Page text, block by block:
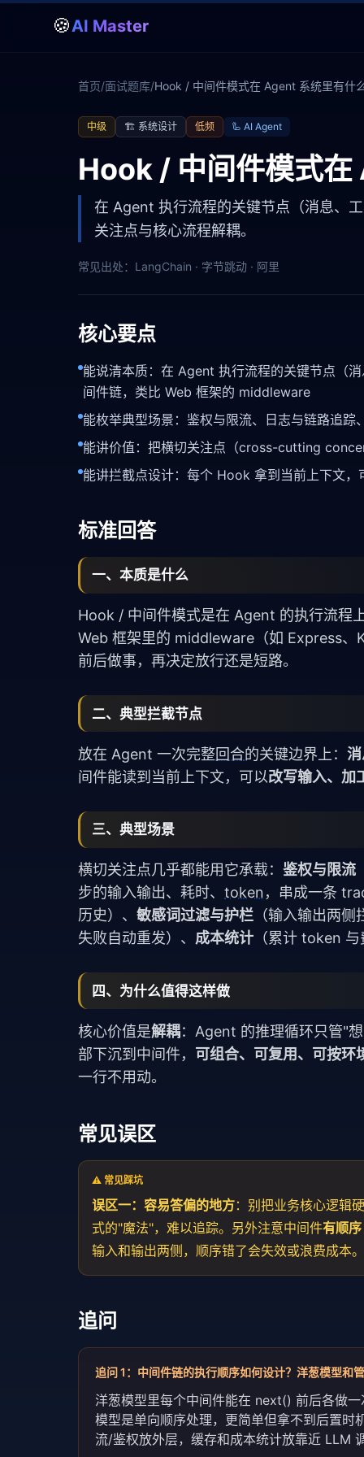
🍪AI Master
首页/面试题库/Hook / 中间件模式在 Agent 系统里有什
中级 🏗️ 系统设计 低频 🦾 AI Agent
Hook / 中间件模式
在 Agent 执行流程的关键节点（消息、
关注点与核心流程解耦。
常见出处： LangChain · 字节跳动 · 阿里
核心要点
能说清本质：在 Agent 执行流程的关键节点（
间件链，类比 Web 框架的 middleware
能枚举典型场景：鉴权与限流、日志与链路追
能讲价值：把横切关注点（cross-cutting
能讲拦截点设计：每个 Hook 拿到当前上下文
标准回答
一、本质是什么
Hook / 中间件模式是在 Agent 的执行流程
Web 框架里的 middleware（如 Express、
前后做事，再决定放行还是短路。
二、典型拦截节点
放在 Agent 一次完整回合的关键边界上：
间件能读到当前上下文，可以改写输入、加
三、典型场景
横切关注点几乎都能用它承载： 鉴权与限流
步的输入输出、耗时、 token，串成一条
历史）、 敏感词过滤与护栏 （输入输出两
失败自动重发）、 成本统计 （累计 token
四、为什么值得这样做
核心价值是解耦：Agent 的推理循环只管"
部下沉到中间件， 可组合、可复用、可按环
一行不用动。
常见误区
⚠️ 常见踩坑
误区一：容易答偏的地方：别把业务核心逻辑
式的"魔法"，难以追踪。另外注意中间件有顺序
输入和输出两侧，顺序错了会失效或浪费成本。
追问
追问1 ： 中间件链的执行顺序如何设计？洋葱模型和
洋葱模型里每个中间件能在 next() 前后各做
模型是单向顺序处理，更简单但拿不到后置
流/鉴权放外层，缓存和成本统计放靠近 LLM